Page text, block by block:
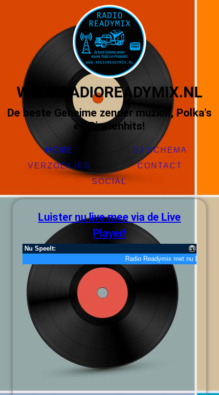
WWW.RADIOREADYMIX.NL
De beste Geheime zender muziek, Polka's
en Piratenhits!
HOME
DJ SCHEMA
VERZOEKJES
CONTACT
SOCIAL
Luister nu live mee via de Live
Player!